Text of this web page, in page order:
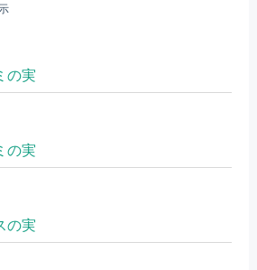
の実
の実
の実